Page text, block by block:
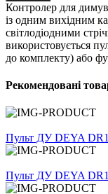
Контролер для
із одним вихідним
світлодіодними
використовується
до комплекту) або
Рекомендовані
Пульт ДУ DEYA DR1
Пульт ДУ DEYA